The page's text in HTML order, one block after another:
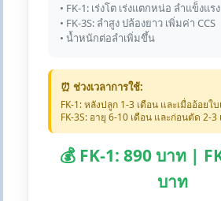
• FK-1: เร่งโต เร่งแตกหน่อ ลำแข็งแรง
• FK-3S: ลำสูง ปล้องยาว เพิ่มค่า CCS
• น้ำหนักต่อลำเพิ่มขึ้น
⏰ ช่วงเวลาการใช้:
FK-1: หลังปลูก 1-3 เดือน และเมื่ออ้อยใบ
FK-3S: อายุ 6-10 เดือน และก่อนตัด 2-3
💰 FK-1: 890 บาท |
บาท